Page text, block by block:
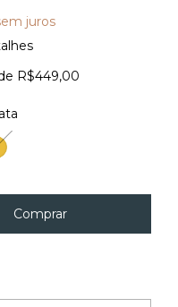
juros
R$449,00